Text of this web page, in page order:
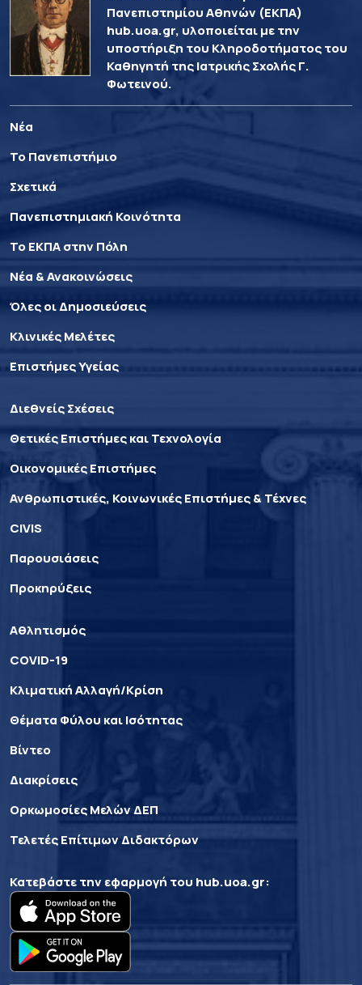
Πανεπιστημίου Αθηνών (ΕΚΠΑ)
hub.uoa.gr, υλοποιείται με την
υποστήριξη του Κληροδοτήματος του
Καθηγητή της Ιατρικής Σχολής Γ.
Φωτεινού.
Νέα
Το Πανεπιστήμιο
Σχετικά
Πανεπιστημιακή Κοινότητα
Το ΕΚΠΑ στην Πόλη
Νέα & Ανακοινώσεις
Όλες οι Δημοσιεύσεις
Κλινικές Μελέτες
Επιστήμες Υγείας
Διεθνείς Σχέσεις
Θετικές Επιστήμες και Τεχνολογία
Οικονομικές Επιστήμες
Ανθρωπιστικές, Κοινωνικές Επιστήμες & Τέχνες
CIVIS
Παρουσιάσεις
Προκηρύξεις
Αθλητισμός
COVID-19
Κλιματική Αλλαγή/Κρίση
Θέματα Φύλου και Ισότητας
Βίντεο
Διακρίσεις
Ορκωμοσίες Μελών ΔΕΠ
Τελετές Επίτιμων Διδακτόρων
Κατεβάστε την εφαρμογή του hub.uoa.gr: